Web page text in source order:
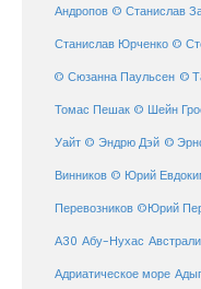
Андропов © Станислав
Станислав Юрченко ©
© Сюзанна Паульсен ©
Томас Пешак © Шейн
Уайт © Эндрю Дэй ©
Винников © Юрий
Перевозников ©Юрий
А30 Абу-Нухас
Адриатическое море